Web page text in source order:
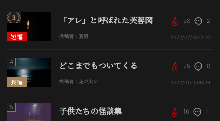
短編
「アレ」と呼ばれた芙蓉図
投稿者：蔦男
28 2
2022/07/0312:10
長編
4 どこまでもついてくる
投稿者：足が太い
25 0
2022/01/1508:39
5 子供たちの怪談集 16 1